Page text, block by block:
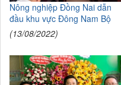
Nông nghiệp Đồng Nai dẫn
đầu khu vực Đông Nam Bộ
(13/08/2022)